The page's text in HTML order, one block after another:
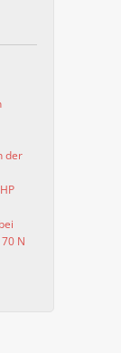
der
N